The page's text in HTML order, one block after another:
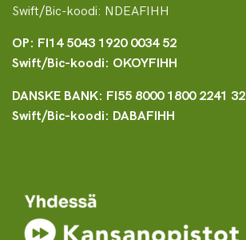
Swift/Bic-koodi: NDEAFIHH
OP: FI14 5043 1920 0034 52
Swift/Bic-koodi: OKOYFIHH
DANSKE BANK: FI55 8000 1800 2241 32
Swift/Bic-koodi: DABAFIHH